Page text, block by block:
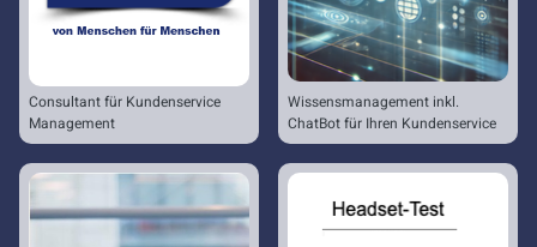
Consultant für Kundenservice
Management
Wissensmanagement inkl.
ChatBot für Ihren Kundenservice